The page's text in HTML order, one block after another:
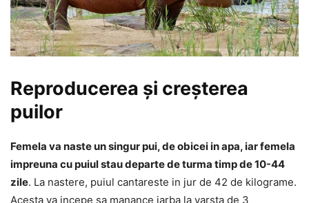
Reproducerea și creșterea
puilor
Femela va naste un singur pui, de obicei in apa, iar femela
impreuna cu puiul stau departe de turma timp de 10-44
zile. La nastere, puiul cantareste in jur de 42 de kilograme.
Acesta va incepe sa manance iarba la varsta de 3